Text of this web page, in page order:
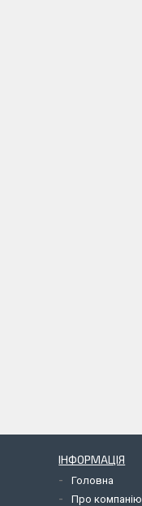
ІНФОРМАЦІЯ
Головна
Про компанію